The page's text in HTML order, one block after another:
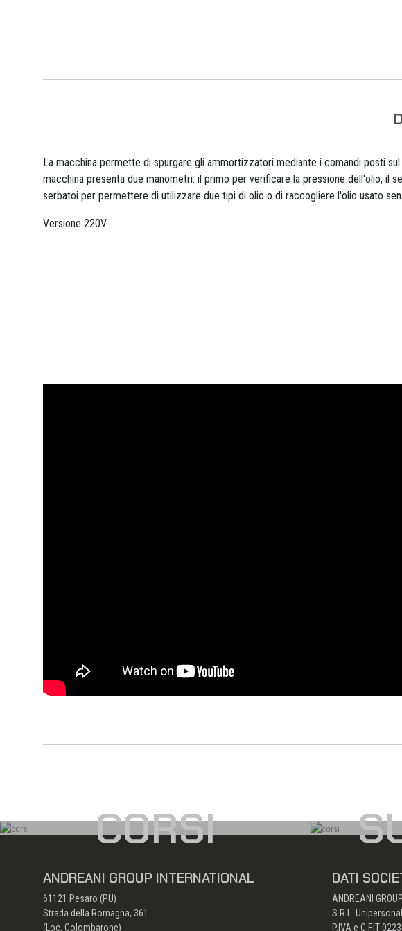
La macchina permette di spurgare gli ammortizzatori mediante i comandi posti
macchina presenta due manometri: il primo per verificare la pressione dell'olio; il
serbatoi per permettere di utilizzare due tipi di olio o di raccogliere l'olio usato
Versione 220V
CORSI
ANDREANI GROUP INTERNATIONAL
61121 Pesaro (PU)
Strada della Romagna, 361
(Loc. Colombarone)
DATI
ANDREANI
S.R.L.
P.IVA e C.F.IT